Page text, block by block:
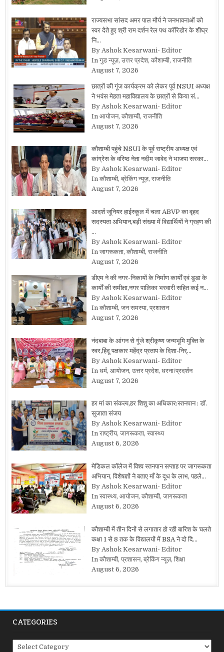
राज्यसभा सांसद अमर पाल मौर्य ने जनभावनाओं को
स्वर देते हुए श्री राम दर्शन रेल पथ कॉरिडोर के शीघ्र
नि…
By Ashok Kesarwani- Editor
In गुड न्यूज़, उत्तर प्रदेश, कौशाम्बी, राजनीति
August 7, 2026
छात्रों की गूंज कार्यक्रम को लेकर पूर्व NSUI अध्यक्ष
ने भवंस मेहता महाविद्यालय के छात्रों से किया सं…
By Ashok Kesarwani- Editor
In आयोजन, कौशाम्बी, राजनीति
August 7, 2026
कौशाम्बी पहुंचे NSUI के पूर्व राष्ट्रीय अध्यक्ष एवं
कांग्रेस के वरिष्ठ नेता नदीम जावेद ने भाजपा सरका…
By Ashok Kesarwani- Editor
In कौशाम्बी, ब्रेकिंग न्यूज़, राजनीति
August 7, 2026
आदर्श जूनियर हाईस्कूल में चला ABVP का वृहद
सदस्यता अभियान,बड़ी संख्या में विद्यार्थियों ने ग्रहण की
…
By Ashok Kesarwani- Editor
In जागरूकता, कौशाम्बी, राजनीति
August 7, 2026
डीएम ने की नगर-निकायों के निर्माण कार्यों एवं डूडा के
कार्यों की समीक्षा,नगर पालिका भरवारी सहित कई न…
By Ashok Kesarwani- Editor
In कौशाम्बी, जन समस्या, प्रशासन
August 7, 2026
नंदबाबा के आंगन से गूंजे श्रीकृष्ण जन्मभूमि मुक्ति के
स्वर,हिंदू पक्षकार महेंद्र प्रताप के दिशा-निर्…
By Ashok Kesarwani- Editor
In धर्म, आयोजन, उत्तर प्रदेश, धरना/प्रदर्शन
August 7, 2026
हर मां का संकल्प,हर शिशु का अधिकार:स्तनपान : डॉ.
सुजाता संजय
By Ashok Kesarwani- Editor
In राष्ट्रीय, जागरूकता, स्वास्थ्य
August 6, 2026
मेडिकल कॉलेज में विश्व स्तनपान सप्ताह पर जागरूकता
अभियान, विशेषज्ञों ने बताए माँ के दूध के लाभ, पहले…
By Ashok Kesarwani- Editor
In स्वास्थ्य, आयोजन, कौशाम्बी, जागरूकता
August 6, 2026
कौशाम्बी में तीन दिनों से लगातार हो रही बारिश के चलते
कक्षा 1 से 8 तक के विद्यालयों में BSA ने दो दि…
By Ashok Kesarwani- Editor
In कौशाम्बी, प्रशासन, ब्रेकिंग न्यूज़, शिक्षा
August 6, 2026
CATEGORIES
Categories